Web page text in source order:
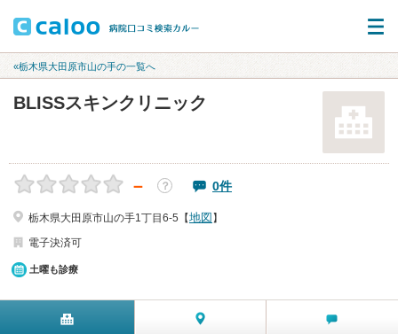
«栃木県大田原市山の手の一覧へ
BLISSスキンクリニック
－ ？ 0件
栃木県大田原市山の手1丁目6-5【地図 】
電子決済可
土曜も診療